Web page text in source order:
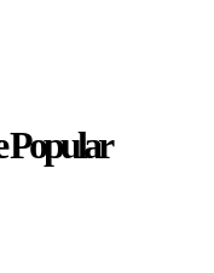
Popular